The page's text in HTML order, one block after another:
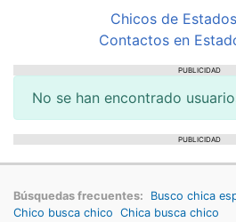
Chicos de
Contactos en
PUBLICIDAD
No se han encontrado
PUBLICIDAD
Búsquedas frecuentes: Busco chica
Chico busca chico Chica busca chico